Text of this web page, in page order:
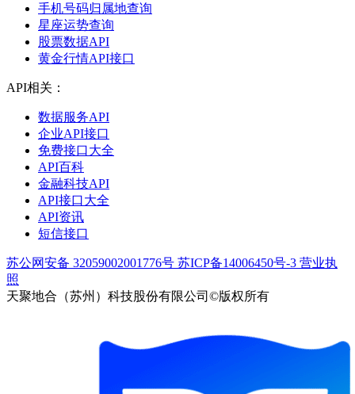
手机号码归属地查询
星座运势查询
股票数据API
黄金行情API接口
API相关：
数据服务API
企业API接口
免费接口大全
API百科
金融科技API
API接口大全
API资讯
短信接口
苏公网安备 32059002001776号 苏ICP备14006450号-3 营业执
照
天聚地合（苏州）科技股份有限公司©版权所有